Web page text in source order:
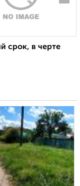
срок, в черте